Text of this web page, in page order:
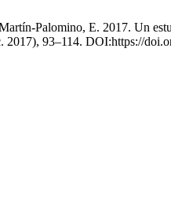
Palomino, E. 2017. Un
2017), 93–114. DOI:https://